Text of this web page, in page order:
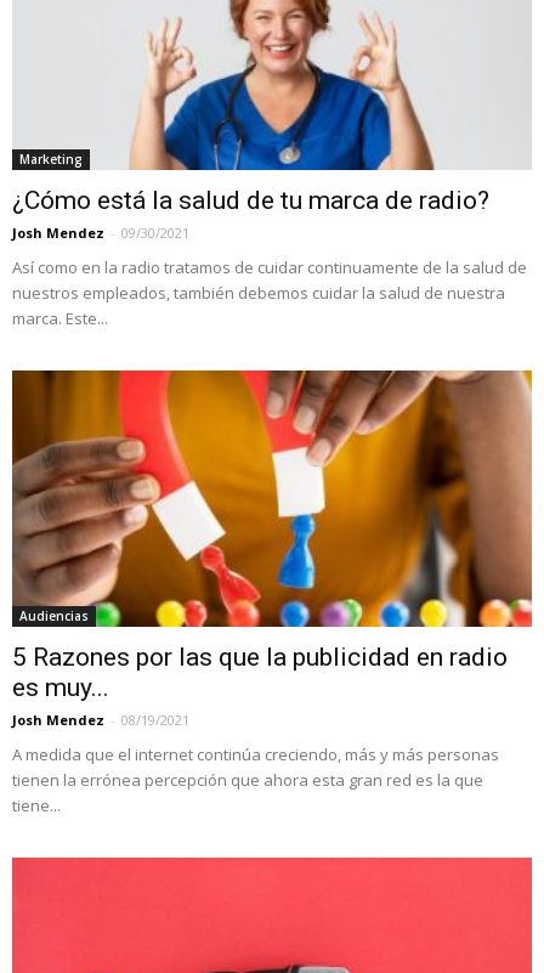
Marketing
¿Cómo está la salud de tu marca de radio?
Josh Mendez - 09/30/2021
Así como en la radio tratamos de cuidar continuamente de la salud de
nuestros empleados, también debemos cuidar la salud de nuestra
marca. Este...
Audiencias
5 Razones por las que la publicidad en radio
es muy...
Josh Mendez - 08/19/2021
A medida que el internet continúa creciendo, más y más personas
tienen la errónea percepción que ahora esta gran red es la que
tiene...